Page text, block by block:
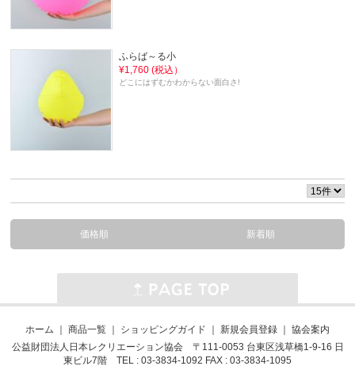
ふらば～る小
¥1,760 (税込）
どこにはずむかわからない面白さ!
価格順 新着順
ホーム ｜ 商品一覧 ｜ ショッピングガイド ｜ 新規会員登録 ｜ 協会案内
公益財団法人日本レクリエーション協会 〒111-0053 台東区浅草橋1-9-16 日
東ビル7階 TEL : 03-3834-1092 FAX : 03-3834-1095